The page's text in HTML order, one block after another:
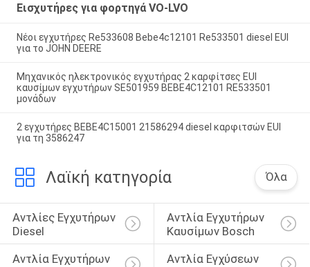
Εισχυτήρες για φορτηγά VO-LVO
Νέοι εγχυτήρες Re533608 Bebe4c12101 Re533501 diesel EUI
για το JOHN DEERE
Μηχανικός ηλεκτρονικός εγχυτήρας 2 καρφίτσες EUI
καυσίμων εγχυτήρων SE501959 BEBE4C12101 RE533501
μονάδων
2 εγχυτήρες BEBE4C15001 21586294 diesel καρφιτσών EUI
για τη 3586247
Λαϊκή κατηγορία Όλα
Αντλίες Εγχυτήρων
Diesel
Αντλία Εγχυτήρων
Καυσίμων Bosch
Αντλία Εγχυτήρων
Αντλία Εγχύσεων